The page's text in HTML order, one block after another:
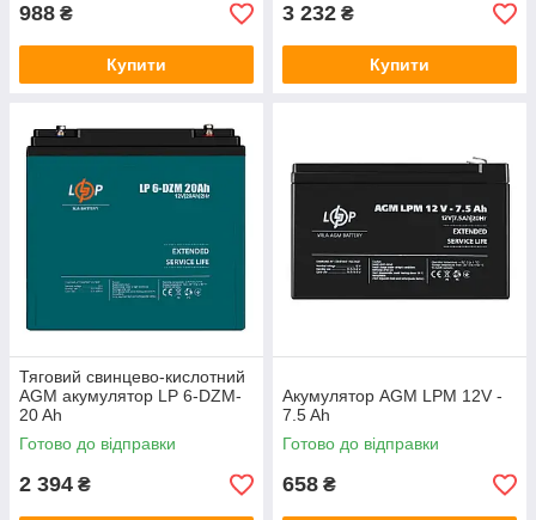
988 ₴
Купити
3 232 ₴
Купити
Тяговий свинцево-кислотний
AGM акумулятор LP 6-DZM-
20 Ah
Готово до відправки
2 394 ₴
Акумулятор AGM LPM 12V -
7.5 Ah
Готово до відправки
658 ₴